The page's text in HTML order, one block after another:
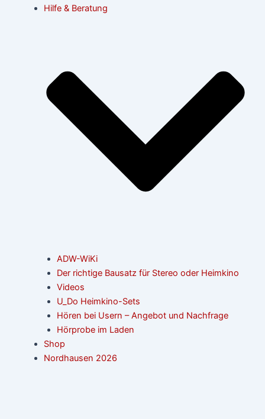
Hilfe & Beratung
ADW-WiKi
Der richtige Bausatz für Stereo oder Heimkino
Videos
U_Do Heimkino-Sets
Hören bei Usern – Angebot und Nachfrage
Hörprobe im Laden
Shop
Nordhausen 2026